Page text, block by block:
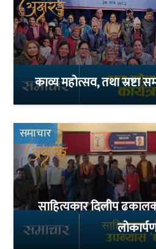
काव्य महोत्सव, तथा स्रष्टा
समाचार
साहित्यकार दिलीप